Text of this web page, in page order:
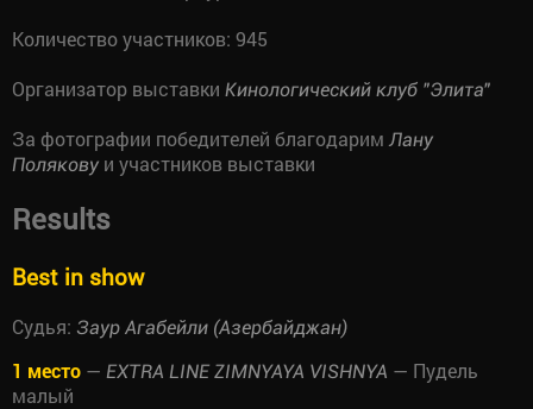
Количество участников: 945
Организатор выставки Кинологический клуб "Элита"
За фотографии победителей благодарим Лану
Полякову и участников выставки
Results
Best in show
Судья: Заур Агабейли (Азербайджан)
1 место — EXTRA LINE ZIMNYAYA VISHNYA — Пудель
малый